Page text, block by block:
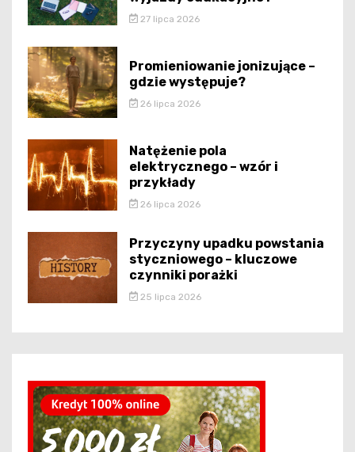
27 lipca 2026
Promieniowanie jonizujące –
gdzie występuje?
26 lipca 2026
Natężenie pola
elektrycznego – wzór i
przykłady
26 lipca 2026
Przyczyny upadku powstania
styczniowego – kluczowe
czynniki porażki
25 lipca 2026